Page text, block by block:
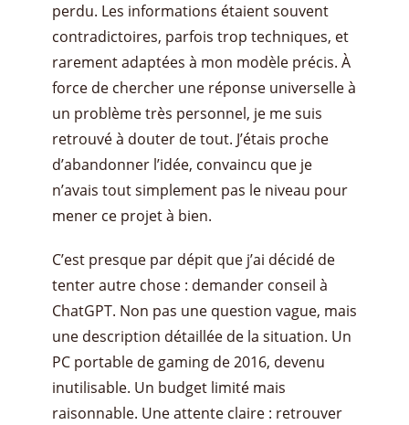
perdu. Les informations étaient souvent
contradictoires, parfois trop techniques, et
rarement adaptées à mon modèle précis. À
force de chercher une réponse universelle à
un problème très personnel, je me suis
retrouvé à douter de tout. J’étais proche
d’abandonner l’idée, convaincu que je
n’avais tout simplement pas le niveau pour
mener ce projet à bien.
C’est presque par dépit que j’ai décidé de
tenter autre chose : demander conseil à
ChatGPT. Non pas une question vague, mais
une description détaillée de la situation. Un
PC portable de gaming de 2016, devenu
inutilisable. Un budget limité mais
raisonnable. Une attente claire : retrouver